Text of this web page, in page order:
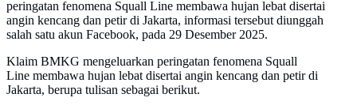
peringatan fenomena Squall Line membawa hujan lebat disertai
angin kencang dan petir di Jakarta, informasi tersebut diunggah
salah satu akun Facebook, pada 29 Desember 2025.
Klaim BMKG mengeluarkan peringatan fenomena Squall
Line membawa hujan lebat disertai angin kencang dan petir di
Jakarta, berupa tulisan sebagai berikut.